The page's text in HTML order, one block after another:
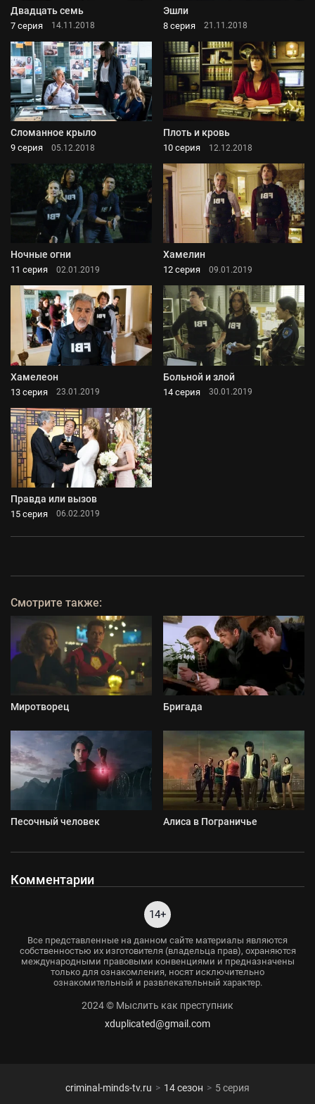
Двадцать семь
7 серия 14.11.2018
Эшли
8 серия 21.11.2018
Сломанное крыло
9 серия 05.12.2018
Плоть и кровь
10 серия 12.12.2018
Ночные огни
11 серия 02.01.2019
Хамелин
12 серия 09.01.2019
Хамелеон
13 серия 23.01.2019
Больной и злой
14 серия 30.01.2019
Правда или вызов
15 серия 06.02.2019
Смотрите также:
Миротворец Бригада
Песочный человек Алиса в Пограничье
Комментарии
14+
Все представленные на данном сайте материалы являются
собственностью их изготовителя (владельца прав), охраняются
международными правовыми конвенциями и предназначены
только для ознакомления, носят исключительно
ознакомительный и развлекательный характер.
2024 © Мыслить как преступник
xduplicated@gmail.com
criminal-minds-tv.ru 14 сезон 5 серия